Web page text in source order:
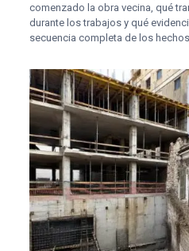
comenzado la obra vecina, qué
durante los trabajos y qué
secuencia completa de los